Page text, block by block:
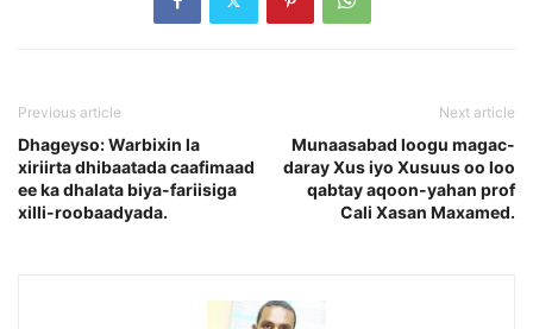
Previous article
Dhageyso: Warbixin la
xiriirta dhibaatada caafimaad
ee ka dhalata biya-fariisiga
xilli-roobaadyada.
Next article
Munaasabad loogu magac-
daray Xus iyo Xusuus oo loo
qabtay aqoon-yahan prof
Cali Xasan Maxamed.